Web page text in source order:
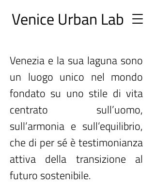
Venice Urban Lab
Venezia e la sua laguna sono
un luogo unico nel mondo
fondato su uno stile di vita
centrato sull’uomo,
sull’armonia e sull’equilibrio,
che di per sé è testimonianza
attiva della transizione al
futuro sostenibile.